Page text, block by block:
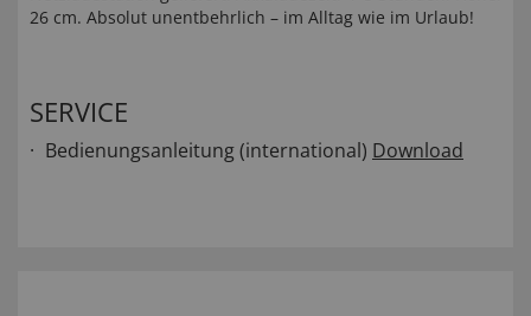
26 cm. Absolut unentbehrlich – im Alltag wie im Urlaub!
SERVICE
Bedienungsanleitung (international) Download